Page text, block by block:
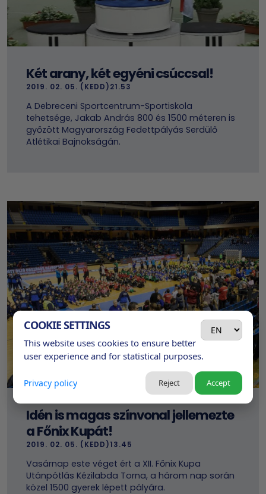
Két arany, két egyéni csúccsal!
2019. 02. 05. (KEDD)21.53
A Debreceni Sportcentrum-Sportiskola
tehetsége, Jakab András 800 és 1500 méteren is
győzött Magyarország Fedettpályás Serdülő
Atlétikai Bajnokságán.
Idén is magas színvonal jellemezte
a Főnix Kupát!
2019. 02. 05. (KEDD)13.45
Vasárnap este véget ért a XII. Főnix Kupa
Utánpótlás Kézilabda Torna, a három nap során
közel 1500 gyerek lépett pályára.
COOKIE SETTINGS
This website uses cookies to ensure better
user experience and for statistical purposes.
Privacy policy Reject Accept